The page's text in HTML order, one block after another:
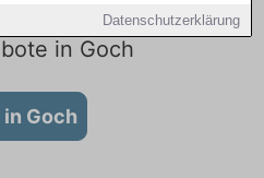
Datenschutzerklärung
in Goch: Aktuell gibt
in Goch
Goch